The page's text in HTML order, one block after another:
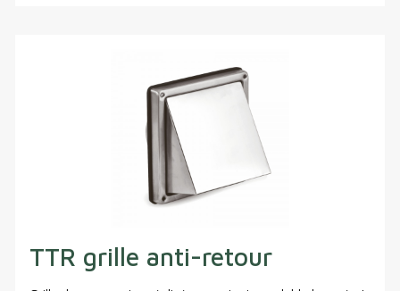
TTR grille anti-retour